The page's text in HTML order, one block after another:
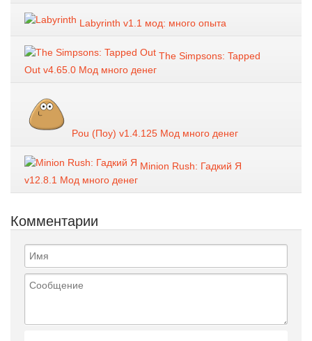
Labyrinth v1.1 мод: много опыта
The Simpsons: Tapped
Out v4.65.0 Мод много денег
Pou (Поу) v1.4.125 Мод много денег
Minion Rush: Гадкий Я
v12.8.1 Мод много денег
Комментарии